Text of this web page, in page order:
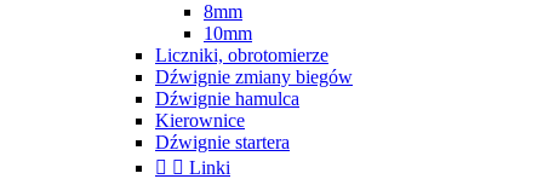
8mm
10mm
Liczniki, obrotomierze
Dźwignie zmiany biegów
Dźwignie hamulca
Kierownice
Dźwignie startera
  Linki